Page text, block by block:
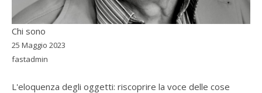
Chi sono
25 Maggio 2023
fastadmin
L'eloquenza degli oggetti: riscoprire la voce delle cose